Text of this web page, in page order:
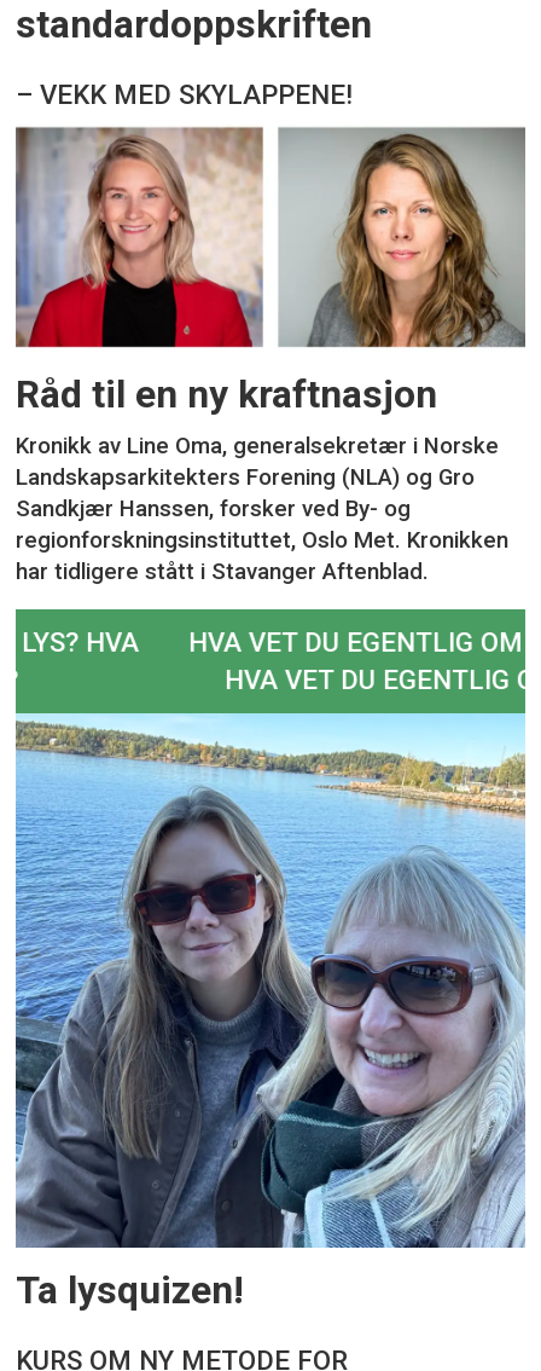
standardoppskriften
– VEKK MED SKYLAPPENE!
Råd til en ny kraftnasjon
Kronikk av Line Oma, generalsekretær i Norske
Landskapsarkitekters Forening (NLA) og Gro
Sandkjær Hanssen, forsker ved By- og
regionforskningsinstituttet, Oslo Met. Kronikken
har tidligere stått i Stavanger Aftenblad.
LYS?
LYS?
Ta lysquizen!
KURS OM NY METODE FOR